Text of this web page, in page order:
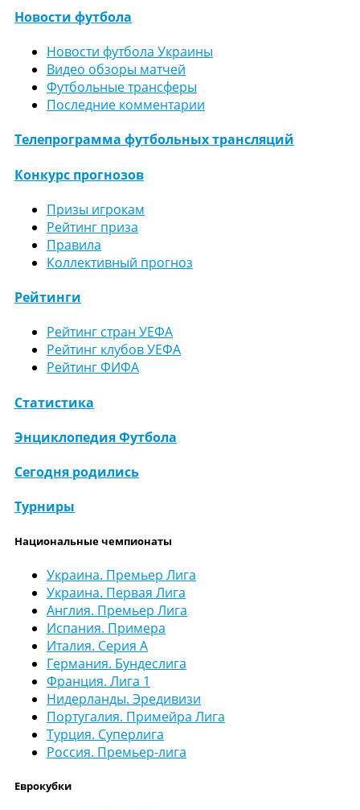
Новости футбола
Новости футбола Украины
Видео обзоры матчей
Футбольные трансферы
Последние комментарии
Телепрограмма футбольных трансляций
Конкурс прогнозов
Призы игрокам
Рейтинг приза
Правила
Коллективный прогноз
Рейтинги
Рейтинг стран УЕФА
Рейтинг клубов УЕФА
Рейтинг ФИФА
Статистика
Энциклопедия Футбола
Сегодня родились
Турниры
Национальные чемпионаты
Украина. Премьер Лига
Украина. Первая Лига
Англия. Премьер Лига
Испания. Примера
Италия. Серия А
Германия. Бундеслига
Франция. Лига 1
Нидерланды. Эредивизи
Португалия. Примейра Лига
Турция. Суперлига
Россия. Премьер-лига
Еврокубки